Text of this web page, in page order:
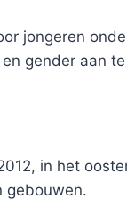
jongeren
gender aan
in het
gebouwen.